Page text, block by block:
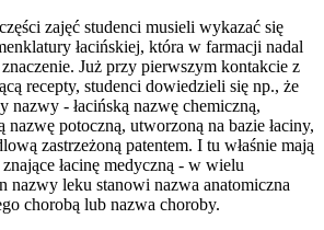
zajęć studenci musieli wykazać się
łacińskiej, która w farmacji nadal
Już przy pierwszym kontakcie z
recepty, studenci dowiedzieli się np., że
nazwy - łacińską nazwę chemiczną,
nazwę potoczną, utworzoną na bazie łaciny,
zastrzeżoną patentem. I tu właśnie mają
łacinę medyczną - w wielu
nazwy leku stanowi nazwa anatomiczna
chorobą lub nazwa choroby.